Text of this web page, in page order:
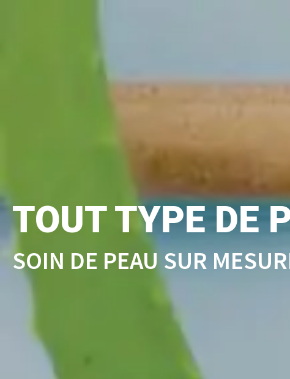
TOUT TYPE DE
SOIN DE PEAU SUR